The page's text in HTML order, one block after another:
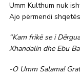
Umm Kulthum nuk
Ajo përmendi
“Kam frikë se i
Xhandalin dhe Ebu
-O Umm Salama!